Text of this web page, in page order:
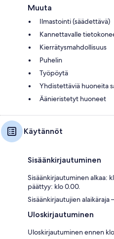
Muuta
Ilmastointi (säädettävä)
Kannettavalle
Kierrätysmahdollisuus
Puhelin
Työpöytä
Yhdistettäviä huoneita
Äänieristetyt huoneet
Käytännöt
Sisäänkirjautuminen
Sisäänkirjautuminen alkaa:
päättyy: klo 0.00.
Sisäänkirjautujien alaikäraja
Uloskirjautuminen
Uloskirjautuminen ennen